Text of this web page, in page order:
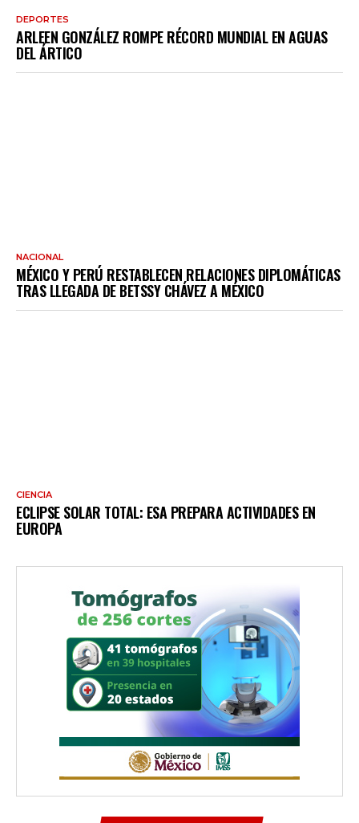
DEPORTES
ARLEEN GONZÁLEZ ROMPE RÉCORD MUNDIAL EN AGUAS
DEL ÁRTICO
NACIONAL
MÉXICO Y PERÚ RESTABLECEN RELACIONES DIPLOMÁTICAS
TRAS LLEGADA DE BETSSY CHÁVEZ A MÉXICO
CIENCIA
ECLIPSE SOLAR TOTAL: ESA PREPARA ACTIVIDADES EN
EUROPA